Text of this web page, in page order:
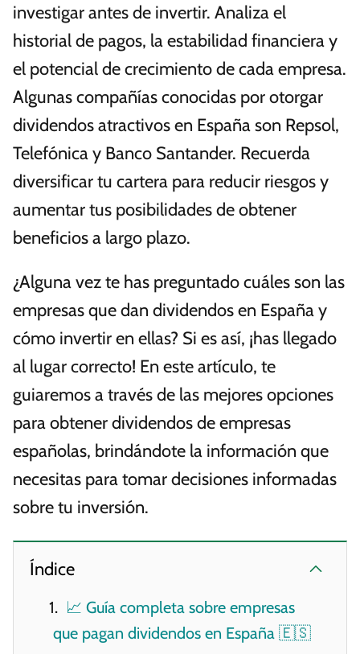
investigar antes de invertir. Analiza el
historial de pagos, la estabilidad financiera y
el potencial de crecimiento de cada empresa.
Algunas compañías conocidas por otorgar
dividendos atractivos en España son Repsol,
Telefónica y Banco Santander. Recuerda
diversificar tu cartera para reducir riesgos y
aumentar tus posibilidades de obtener
beneficios a largo plazo.
¿Alguna vez te has preguntado cuáles son las
empresas que dan dividendos en España y
cómo invertir en ellas? Si es así, ¡has llegado
al lugar correcto! En este artículo, te
guiaremos a través de las mejores opciones
para obtener dividendos de empresas
españolas, brindándote la información que
necesitas para tomar decisiones informadas
sobre tu inversión.
Índice
📈 Guía completa sobre empresas
que pagan dividendos en España 🇪🇸